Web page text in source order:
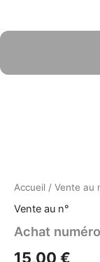
contenu
Accueil / Vente au
Vente au n°
Achat
15,00 €